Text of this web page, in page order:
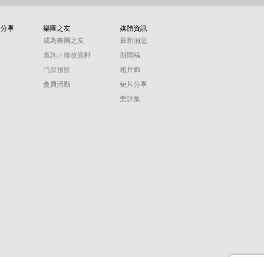
享
樂團之友
成為樂團之友
查詢／修改資料
門票預留
會員活動
媒體資訊
最新消息
新聞稿
相片廊
短片分享
樂評集